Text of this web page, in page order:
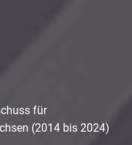
für
(2014 bis 2024)